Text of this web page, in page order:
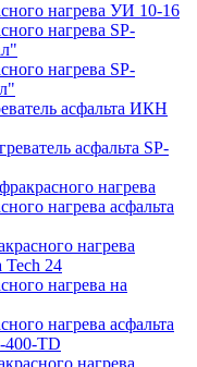
нагрева УИ 10-16
нагрева SP-
нагрева SP-
асфальта ИКН
асфальта SP-
нагрева
нагрева асфальта
нагрева
Tech 24
нагрева на
нагрева асфальта
TD
нагрева